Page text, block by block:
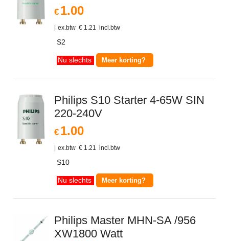
€ 1.00
ex.btw € 1.21 incl.btw
S2
Nu slechts Meer korting?
Philips S10 Starter 4-65W SIN
220-240V
€ 1.00
ex.btw € 1.21 incl.btw
S10
Nu slechts Meer korting?
Philips Master MHN-SA /956
XW1800 Watt